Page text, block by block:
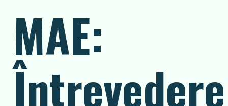
MAE:
Întrevedere